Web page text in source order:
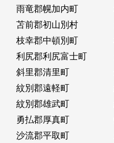
雨竜郡幌加内町
苫前郡初山別村
枝幸郡中頓別町
利尻郡利尻富士町
斜里郡清里町
紋別郡遠軽町
紋別郡雄武町
勇払郡厚真町
沙流郡平取町